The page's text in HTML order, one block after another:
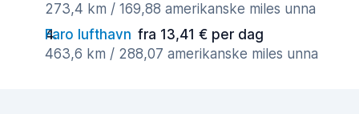
273,4 km / 169,88 amerikanske miles unna
Faro lufthavn fra 13,41 € per dag
463,6 km / 288,07 amerikanske miles unna